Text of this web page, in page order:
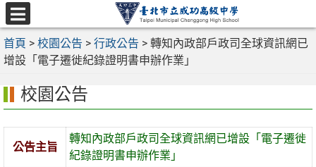
跳
至
主
要
區
選
單
首頁 > 校園公告 > 行政公告 > 轉知內政部戶政司全球資訊網已
增設「電子遷徙紀錄證明書申辦作業」
校園公告
公告主旨
轉知內政部戶政司全球資訊網已增設「電子遷徙
紀錄證明書申辦作業」